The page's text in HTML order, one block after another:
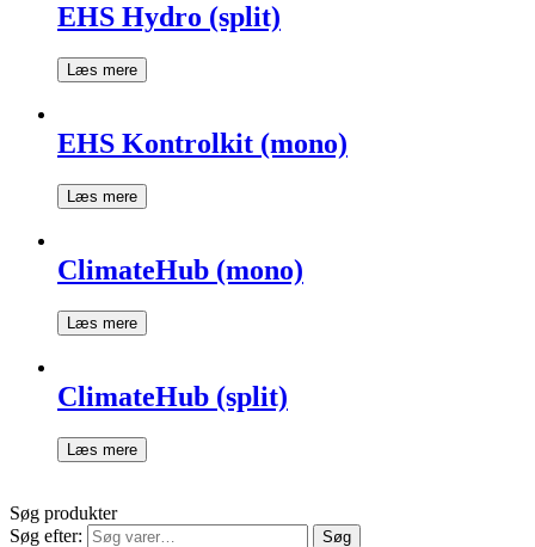
EHS Hydro (split)
Læs mere
EHS Kontrolkit (mono)
Læs mere
ClimateHub (mono)
Læs mere
ClimateHub (split)
Læs mere
Søg produkter
Søg efter:
Søg